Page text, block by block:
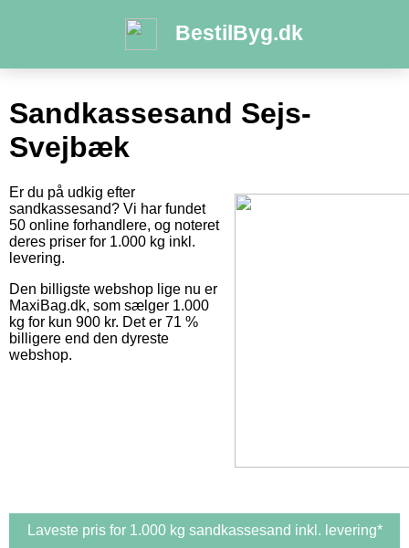
BestilByg.dk
Sandkassesand Sejs-
Svejbæk
Er du på udkig efter
sandkassesand? Vi har fundet
50 online forhandlere, og noteret
deres priser for 1.000 kg inkl.
levering.
Den billigste webshop lige nu er
MaxiBag.dk, som sælger 1.000
kg for kun 900 kr. Det er 71 %
billigere end den dyreste
webshop.
Laveste pris for 1.000 kg sandkassesand inkl. levering*